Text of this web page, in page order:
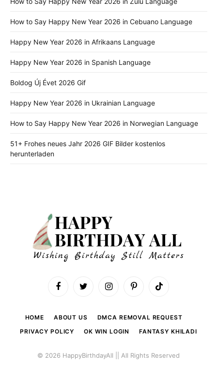
How to Say Happy New Year 2026 in Cebuano Language
Happy New Year 2026 in Afrikaans Language
Happy New Year 2026 in Spanish Language
Boldog Új Évet 2026 Gif
Happy New Year 2026 in Ukrainian Language
How to Say Happy New Year 2026 in Norwegian Language
51+ Frohes neues Jahr 2026 GIF Bilder kostenlos
herunterladen
FacebookTwitter InstagramPinterestTikTok
HOME ABOUT US
DMCA REMOVAL REQUEST
PRIVACY POLICY
OK WIN LOGIN FANTASY KHILADI
© 2026 HappyBirthdayAll || All Rights Reserved